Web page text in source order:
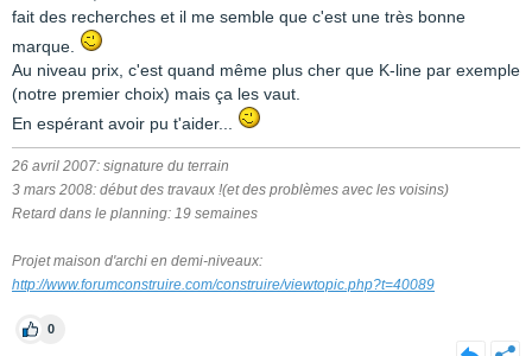
fait des recherches et il me semble que c'est une très bonne
marque.
Au niveau prix, c'est quand même plus cher que K-line par exemple
(notre premier choix) mais ça les vaut.
En espérant avoir pu t'aider...
26 avril 2007: signature du terrain
3 mars 2008: début des travaux !(et des problèmes avec les voisins)
Retard dans le planning: 19 semaines
Projet maison d'archi en demi-niveaux:
http://www.forumconstruire.com/construire/viewtopic.php?t=40089
0